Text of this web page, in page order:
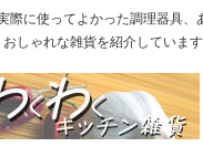
際に使ってよかった調理器具、
しゃれな雑貨を紹介しています